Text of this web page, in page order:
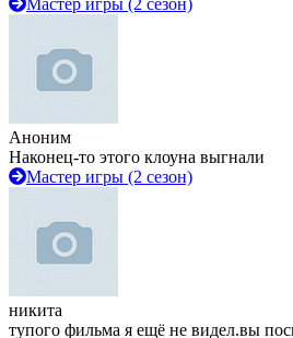
Мастер игры (2 сезон)
Аноним
Наконец-то этого клоуна выгнали
Мастер игры (2 сезон)
никита
тупого фильма я ещё не видел.вы